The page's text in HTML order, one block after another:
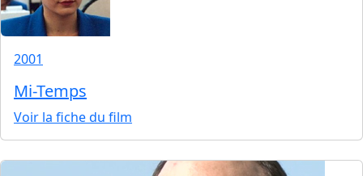
2001
Mi-Temps
Voir la fiche du film